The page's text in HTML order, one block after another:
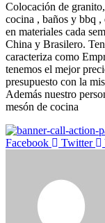
Colocación de
cocina , baños y bbq ,
en materiales cada
China y Brasilero.
caracteriza como
tenemos el mejor
presupuesto con la
Además nuestro
mesón de cocina
Facebook Twitter